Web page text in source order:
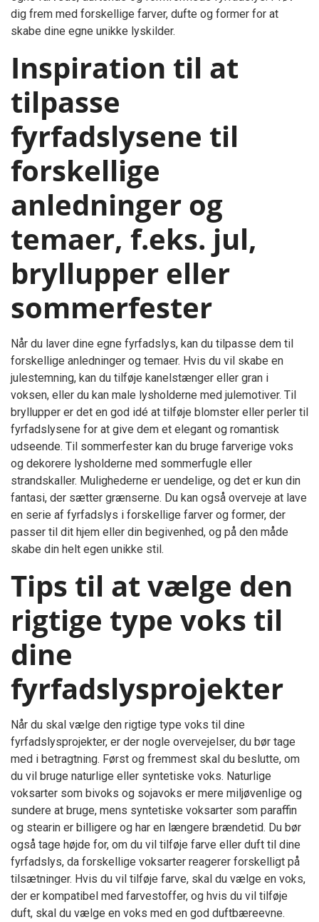
dig frem med forskellige farver, dufte og former for at
skabe dine egne unikke lyskilder.
Inspiration til at
tilpasse
fyrfadslysene til
forskellige
anledninger og
temaer, f.eks. jul,
bryllupper eller
sommerfester
Når du laver dine egne fyrfadslys, kan du tilpasse dem til
forskellige anledninger og temaer. Hvis du vil skabe en
julestemning, kan du tilføje kanelstænger eller gran i
voksen, eller du kan male lysholderne med julemotiver. Til
bryllupper er det en god idé at tilføje blomster eller perler til
fyrfadslysene for at give dem et elegant og romantisk
udseende. Til sommerfester kan du bruge farverige voks
og dekorere lysholderne med sommerfugle eller
strandskaller. Mulighederne er uendelige, og det er kun din
fantasi, der sætter grænserne. Du kan også overveje at lave
en serie af fyrfadslys i forskellige farver og former, der
passer til dit hjem eller din begivenhed, og på den måde
skabe din helt egen unikke stil.
Tips til at vælge den
rigtige type voks til
dine
fyrfadslysprojekter
Når du skal vælge den rigtige type voks til dine
fyrfadslysprojekter, er der nogle overvejelser, du bør tage
med i betragtning. Først og fremmest skal du beslutte, om
du vil bruge naturlige eller syntetiske voks. Naturlige
voksarter som bivoks og sojavoks er mere miljøvenlige og
sundere at bruge, mens syntetiske voksarter som paraffin
og stearin er billigere og har en længere brændetid. Du bør
også tage højde for, om du vil tilføje farve eller duft til dine
fyrfadslys, da forskellige voksarter reagerer forskelligt på
tilsætninger. Hvis du vil tilføje farve, skal du vælge en voks,
der er kompatibel med farvestoffer, og hvis du vil tilføje
duft, skal du vælge en voks med en god duftbæreevne.